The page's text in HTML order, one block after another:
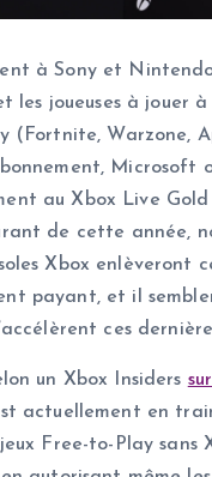
à Sony et
les joueuses à jouer
(Fortnite, Warzone,
Microsoft
au Xbox Live
de cette année,
Xbox enlèveront
payant, et il
ces
un Xbox Insiders
actuellement en
jeux Free-to-Play sans